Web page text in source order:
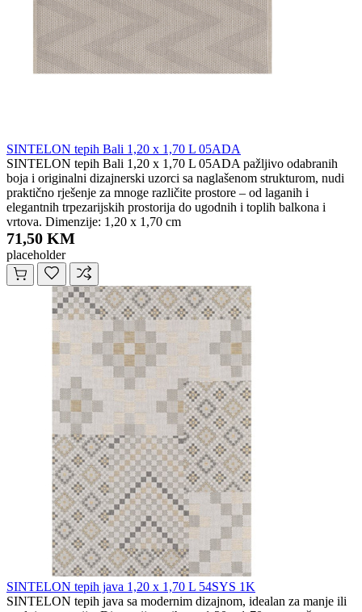
SINTELON tepih Bali 1,20 x 1,70 L 05ADA
SINTELON tepih Bali 1,20 x 1,70 L 05ADA pažljivo odabranih
boja i originalni dizajnerski uzorci sa naglašenom strukturom, nudi
praktično rješenje za mnoge različite prostore – od laganih i
elegantnih trpezarijskih prostorija do ugodnih i toplih balkona i
vrtova. Dimenzije: 1,20 x 1,70 cm
71,50 KM
placeholder
SINTELON tepih java 1,20 x 1,70 L 54SYS 1K
SINTELON tepih java sa modernim dizajnom, idealan za manje ili